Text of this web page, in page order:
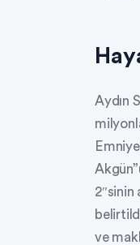
Aydın
2″sinin
ve